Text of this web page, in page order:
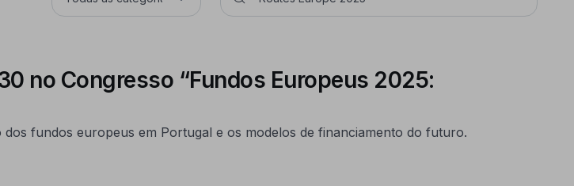
no Congresso “Fundos Europeus 2025:
fundos europeus em Portugal e os modelos de financiamento do futuro.